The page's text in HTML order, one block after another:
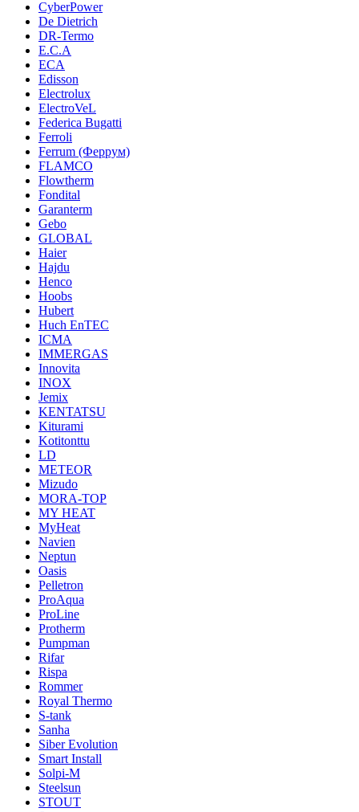
CyberPower
De Dietrich
DR-Termo
E.C.A
ECA
Edisson
Electrolux
ElectroVeL
Federica Bugatti
Ferroli
Ferrum (Феррум)
FLAMCO
Flowtherm
Fondital
Garanterm
Gebo
GLOBAL
Haier
Hajdu
Henco
Hoobs
Hubert
Huch EnTEC
ICMA
IMMERGAS
Innovita
INOX
Jemix
KENTATSU
Kiturami
Kotitonttu
LD
METEOR
Mizudo
MORA-TOP
MY HEAT
MyHeat
Navien
Neptun
Oasis
Pelletron
ProAqua
ProLine
Protherm
Pumpman
Rifar
Rispa
Rommer
Royal Thermo
S-tank
Sanha
Siber Evolution
Smart Install
Solpi-M
Steelsun
STOUT